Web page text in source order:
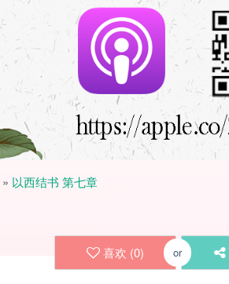
» 以西结书 第七章
喜欢 (0) or